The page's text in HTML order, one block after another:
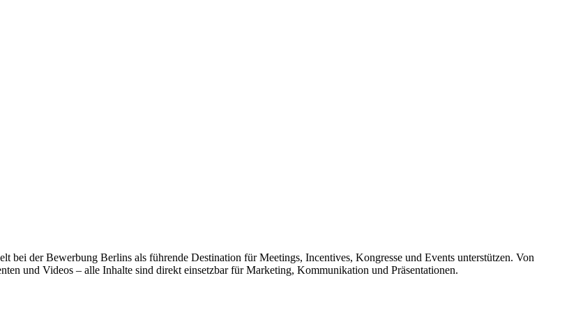
bei der Bewerbung Berlins als führende Destination für Meetings, Incentives, Kongresse und Events unterstützen. Von
und Videos – alle Inhalte sind direkt einsetzbar für Marketing, Kommunikation und Präsentationen.